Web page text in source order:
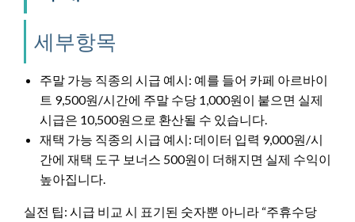
세부항목
주말 가능 직종의 시급 예시: 예를 들어 카페 아르바이
트 9,500원/시간에 주말 수당 1,000원이 붙으면 실제
시급은 10,500원으로 환산될 수 있습니다.
재택 가능 직종의 시급 예시: 데이터 입력 9,000원/시
간에 재택 도구 보너스 500원이 더해지면 실제 수익이
높아집니다.
실전 팁: 시급 비교 시 표기된 숫자뿐 아니라 “주휴수당